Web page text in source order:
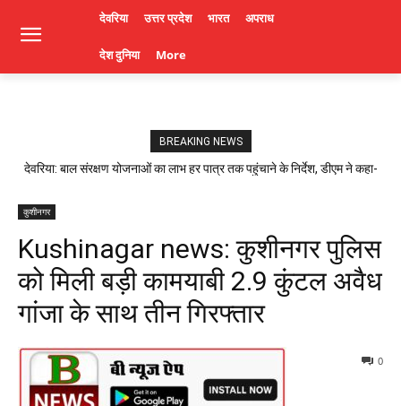
देवरिया उत्तर प्रदेश भारत अपराध
देश दुनिया More
BREAKING NEWS
देवरिया: बाल संरक्षण योजनाओं का लाभ हर पात्र तक पहुंचाने के निर्देश, डीएम ने कहा-
कुशीनगर
Kushinagar news: कुशीनगर पुलिस
को मिली बड़ी कामयाबी 2.9 कुंटल अवैध
गांजा के साथ तीन गिरफ्तार
0